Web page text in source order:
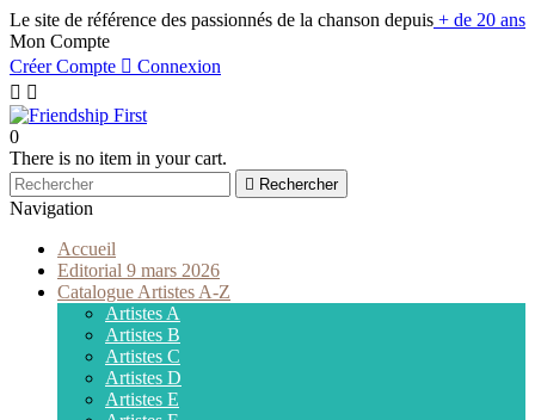
Le site de référence des passionnés de la chanson depuis + de 20 ans
Mon Compte
Créer Compte  Connexion
 
0
There is no item in your cart.
 Rechercher
Navigation
Accueil
Editorial 9 mars 2026
Catalogue Artistes A-Z
Artistes A
Artistes B
Artistes C
Artistes D
Artistes E